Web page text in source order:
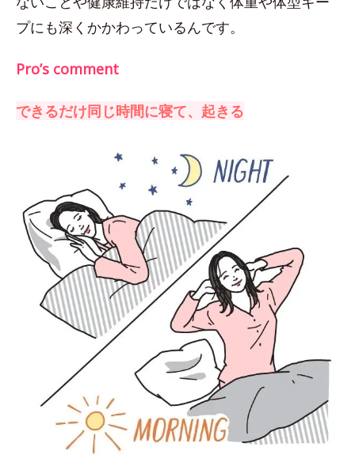
プにも深くかかわっているんです。
Pro’s comment
できるだけ同じ時間に寝て、起きる